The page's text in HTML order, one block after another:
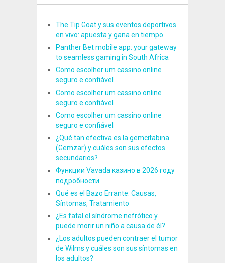
The Tip Goat y sus eventos deportivos
en vivo: apuesta y gana en tiempo
Panther Bet mobile app: your gateway
to seamless gaming in South Africa
Como escolher um cassino online
seguro e confiável
Como escolher um cassino online
seguro e confiável
Como escolher um cassino online
seguro e confiável
¿Qué tan efectiva es la gemcitabina
(Gemzar) y cuáles son sus efectos
secundarios?
Функции Vavada казино в 2026 году
подробности
Qué es el Bazo Errante: Causas,
Síntomas, Tratamiento
¿Es fatal el síndrome nefrótico y
puede morir un niño a causa de él?
¿Los adultos pueden contraer el tumor
de Wilms y cuáles son sus síntomas en
los adultos?